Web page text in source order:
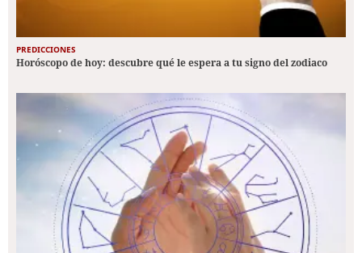
PREDICCIONES
Horóscopo de hoy: descubre qué le espera a tu signo del zodiaco